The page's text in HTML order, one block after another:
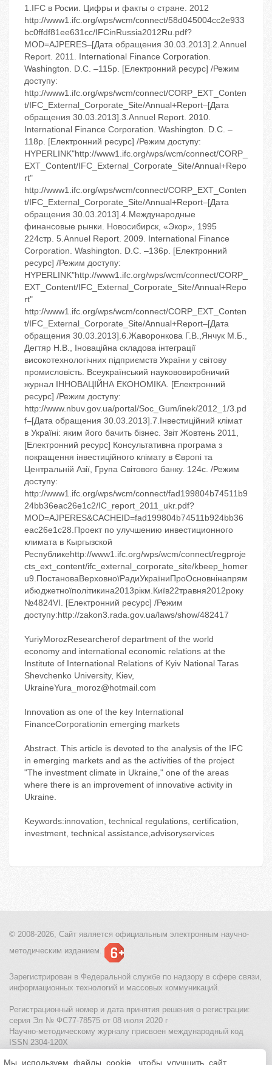
1.IFC в Росии. Цифры и факты о стране. 2012
http://www1.ifc.org/wps/wcm/connect/58d045004cc2e933
bc0ffdf81ee631cc/IFCinRussia2012Ru.pdf?
MOD=AJPERES–[Дата обращения 30.03.2013].2.Annuel
Report. 2011. International Finance Corporation.
Washington. D.C. –115p. [Електронний ресурс] /Режим
доступу:
http://www1.ifc.org/wps/wcm/connect/CORP_EXT_Conten
t/IFC_External_Corporate_Site/Annual+Report–[Дата
обращения 30.03.2013].3.Annuel Report. 2010.
International Finance Corporation. Washington. D.C. –
118p. [Електронний ресурс] /Режим доступу:
HYPERLINK"http://www1.ifc.org/wps/wcm/connect/CORP_
EXT_Content/IFC_External_Corporate_Site/Annual+Repo
rt"
http://www1.ifc.org/wps/wcm/connect/CORP_EXT_Conten
t/IFC_External_Corporate_Site/Annual+Report–[Дата
обращения 30.03.2013].4.Международные
финансовые рынки. Новосибирск, «Экор», 1995
224стр. 5.Annuel Report. 2009. International Finance
Corporation. Washington. D.C. –136p. [Електронний
ресурс] /Режим доступу:
HYPERLINK"http://www1.ifc.org/wps/wcm/connect/CORP_
EXT_Content/IFC_External_Corporate_Site/Annual+Repo
rt"
http://www1.ifc.org/wps/wcm/connect/CORP_EXT_Conten
t/IFC_External_Corporate_Site/Annual+Report–[Дата
обращения 30.03.2013].6.Жаворонкова Г.В.,Янчук М.Б.,
Дегтяр Н.В., Іноваційна складова інтеграції
високотехнологічних підприємств України у світову
промисловість. Всеукраїнський наукововиробничий
журнал ІННОВАЦІЙНА ЕКОНОМІКА. [Електронний
ресурс] /Режим доступу:
http://www.nbuv.gov.ua/portal/Soc_Gum/inek/2012_1/3.pd
f–[Дата обращения 30.03.2013].7.Інвестиційний клімат
в Україні: яким його бачить бізнес. Звіт Жовтень 2011,
[Електронний ресурс] Консультативна програма з
покращення інвестиційного клімату в Європі та
Центральній Азії, Група Світового банку. 124с. /Режим
доступу:
http://www1.ifc.org/wps/wcm/connect/fad199804b74511b9
24bb36eac26e1c2/IC_report_2011_ukr.pdf?
MOD=AJPERES&CACHEID=fad199804b74511b924bb36
eac26e1c28.Проект по улучшению инвестиционного
климата в Кыргызской
Республикеhttp://www1.ifc.org/wps/wcm/connect/regproje
cts_ext_content/ifc_external_corporate_site/kbeep_homer
u9.ПостановаВерховноїРадиУкраїниПроОсновнінапрям
ибюджетноїполітикина2013рікм.Київ22травня2012року
№4824VІ. [Електронний ресурс] /Режим
доступу:http://zakon3.rada.gov.ua/laws/show/482417
YuriyMorozResearcherof department of the world
economy and international economic relations at the
Institute of International Relations of Kyiv National Taras
Shevchenko University, Kiev,
UkraineYura_moroz@hotmail.com
Innovation as one of the key International
FinanceCorporationin emerging markets
Abstract. This article is devoted to the analysis of the IFC
in emerging markets and as the activities of the project
"The investment climate in Ukraine," one of the areas
where there is an improvement of innovative activity in
Ukraine.
Keywords:innovation, technical regulations, certification,
investment, technical assistance,advisoryservices
© 2008-2026, Сайт является официальным электронным научно-
методическим изданием.
Зарегистрирован в Федеральной службе по надзору в сфере связи,
информационных технологий и массовых коммуникаций.
Регистрационный номер и дата принятия решения о регистрации:
серия Эл № ФС77-78575 от 08 июля 2020 г
Научно-методическому журналу присвоен международный код
ISSN 2304-120X
Мы используем файлы cookie, чтобы улучшить сайт